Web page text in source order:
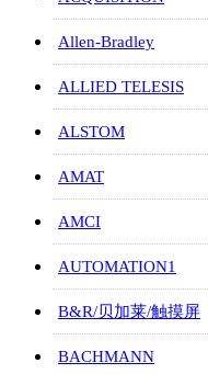
Allen-Bradley
ALLIED TELESIS
ALSTOM
AMAT
AMCI
AUTOMATION1
B&R/贝加莱/触摸屏
BACHMANN